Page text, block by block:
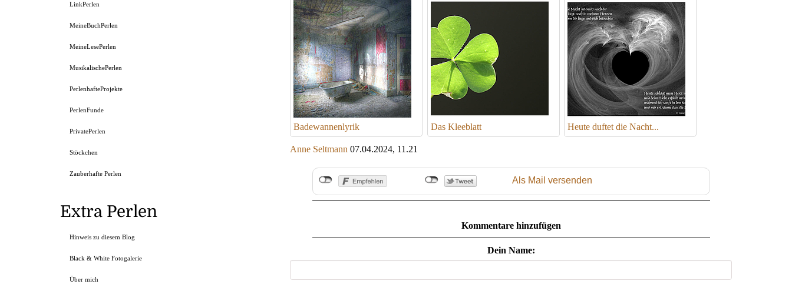
Badewannenlyrik Das Kleeblatt Heute duftet die Nacht...
Anne Seltmann 07.04.2024, 11.21
Als Mail versenden
Kommentare hinzufügen
Dein Name:
LinkPerlen
MeineBuchPerlen
MeineLesePerlen
MusikalischePerlen
PerlenhafteProjekte
PerlenFunde
PrivatePerlen
Stöckchen
Zauberhafte Perlen
Extra Perlen
Hinweis zu diesem Blog
Black & White Fotogalerie
Über mich